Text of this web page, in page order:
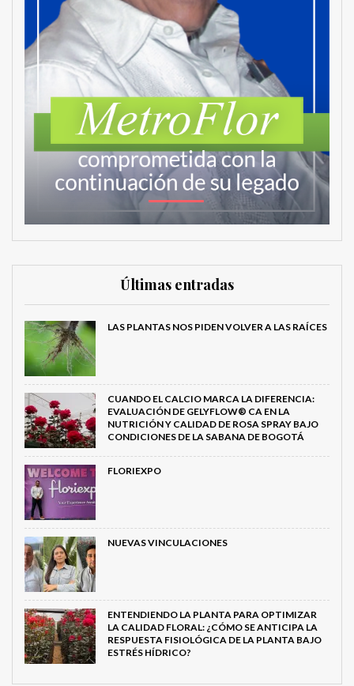
Últimas entradas
LAS PLANTAS NOS PIDEN VOLVER A LAS RAÍCES
CUANDO EL CALCIO MARCA LA DIFERENCIA:
EVALUACIÓN DE GELYFLOW® CA EN LA
NUTRICIÓN Y CALIDAD DE ROSA SPRAY BAJO
CONDICIONES DE LA SABANA DE BOGOTÁ
FLORIEXPO
NUEVAS VINCULACIONES
ENTENDIENDO LA PLANTA PARA OPTIMIZAR
LA CALIDAD FLORAL: ¿CÓMO SE ANTICIPA LA
RESPUESTA FISIOLÓGICA DE LA PLANTA BAJO
ESTRÉS HÍDRICO?